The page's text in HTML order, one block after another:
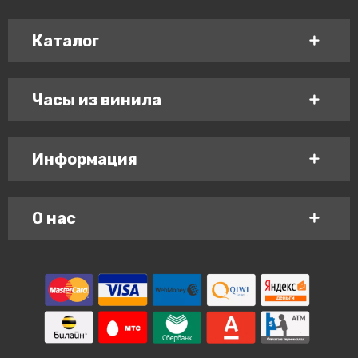
Каталог
Часы из винила
Информация
О нас